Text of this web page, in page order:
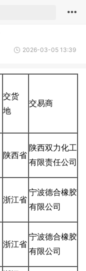
2026-03-05 13:39
交货
地
交易商
陕西省
陕西双力化工
有限责任公司
浙江省
宁波德合橡胶
有限公司
浙江省
宁波德合橡胶
有限公司